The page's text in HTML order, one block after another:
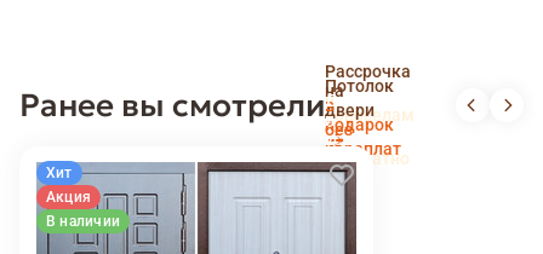
пенсионерам
и
новоселам
Рассрочка
на
двери
без
переплат
Потолок
в
подарок
Доставка
и
установка
беслпатно
Ранее вы смотрели
Хит
Акция
В наличии